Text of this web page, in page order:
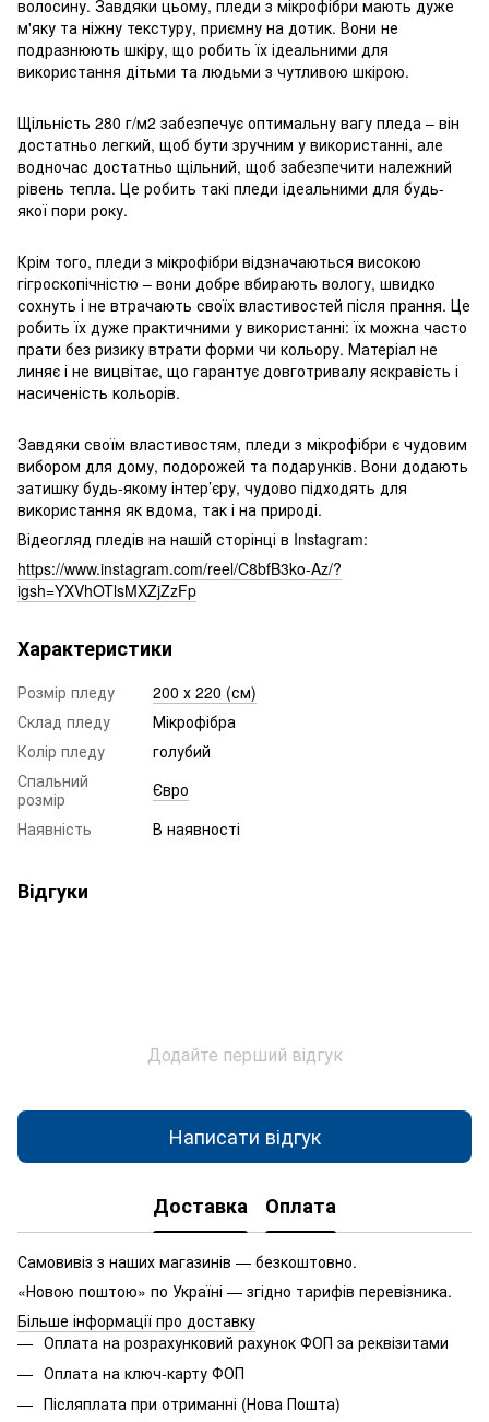
волосину. Завдяки цьому, пледи з мікрофібри мають дуже
м'яку та ніжну текстуру, приємну на дотик. Вони не
подразнюють шкіру, що робить їх ідеальними для
використання дітьми та людьми з чутливою шкірою.
Щільність 280 г/м2 забезпечує оптимальну вагу пледа – він
достатньо легкий, щоб бути зручним у використанні, але
водночас достатньо щільний, щоб забезпечити належний
рівень тепла. Це робить такі пледи ідеальними для будь-
якої пори року.
Крім того, пледи з мікрофібри відзначаються високою
гігроскопічністю – вони добре вбирають вологу, швидко
сохнуть і не втрачають своїх властивостей після прання. Це
робить їх дуже практичними у використанні: їх можна часто
прати без ризику втрати форми чи кольору. Матеріал не
линяє і не вицвітає, що гарантує довготривалу яскравість і
насиченість кольорів.
Завдяки своїм властивостям, пледи з мікрофібри є чудовим
вибором для дому, подорожей та подарунків. Вони додають
затишку будь-якому інтер’єру, чудово підходять для
використання як вдома, так і на природі.
Відеогляд пледів на нашій сторінці в Instagram:
https://www.instagram.com/reel/C8bfB3ko-Az/?
igsh=YXVhOTlsMXZjZzFp
Характеристики
Розмір пледу
200 х 220 (см)
Склад пледу
Мікрофібра
Колір пледу
голубий
Спальний
розмір
Євро
Наявність
В наявності
Відгуки
Додайте перший відгук
Написати відгук
Доставка Оплата
Самовивіз з наших магазинів — безкоштовно.
«Новою поштою» по Україні — згідно тарифів перевізника.
Більше інформації про доставку
Оплата на розрахунковий рахунок ФОП за реквізитами
Оплата на ключ-карту ФОП
Післяплата при отриманні (Нова Пошта)